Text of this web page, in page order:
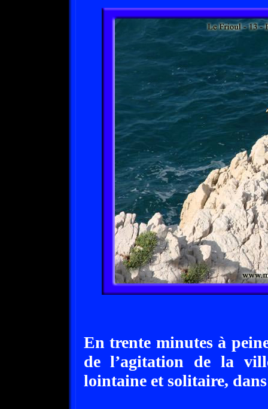
En trente minutes à
de l’agitation de la
lointaine et solitaire,